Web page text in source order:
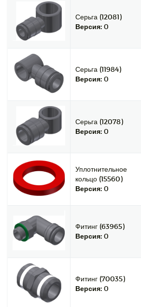
Серьга (12081)
Версия: 0
Серьга (11984)
Версия: 0
Серьга (12078)
Версия: 0
Уплотнительное
кольцо (15560)
Версия: 0
Фитинг (63965)
Версия: 0
Фитинг (70035)
Версия: 0